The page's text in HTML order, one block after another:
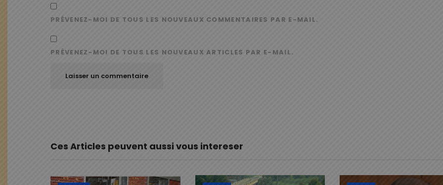
PRÉVENEZ-MOI DE TOUS LES NOUVEAUX COMMENTAIRES PAR E-MAIL.
PRÉVENEZ-MOI DE TOUS LES NOUVEAUX ARTICLES PAR E-MAIL.
Ces Articles peuvent aussi vous intereser